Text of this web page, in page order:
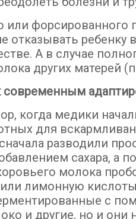
форсированного
ребенку
А в случае
других матерей
современным
когда медики
для
разводили
сахара, а
молока
лимонную
с
и другие, но и они